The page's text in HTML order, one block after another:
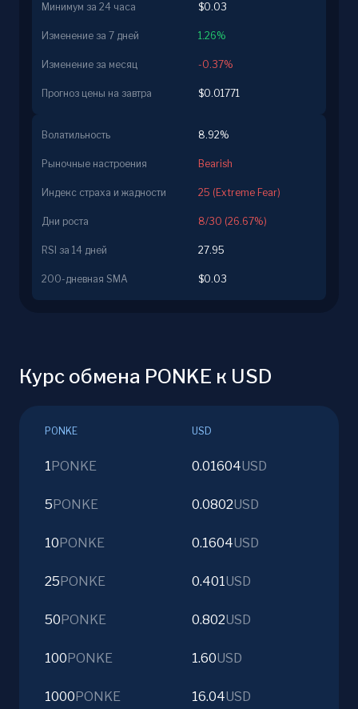
Минимум за 24 часа $0.03
Изменение за 7 дней 1.26%
Изменение за месяц -0.37%
Прогноз цены на завтра $0.01771
Волатильность 8.92%
Рыночные настроения Bearish
Индекс страха и жадности 25 (Extreme Fear)
Дни роста 8/30 (26.67%)
RSI за 14 дней 27.95
200-дневная SMA $0.03
Курс обмена PONKE к USD
PONKE USD
1 PONKE 0.01604USD
5 PONKE 0.0802USD
10 PONKE 0.1604USD
25 PONKE 0.401USD
50 PONKE 0.802USD
100 PONKE 1.60USD
1000 PONKE 16.04USD